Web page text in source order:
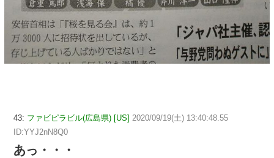
43: ファビピラビル(広島県) [US] 2020/09/19(土) 13:40:48.55
ID:YYJ2nN8Q0
あっ・・・